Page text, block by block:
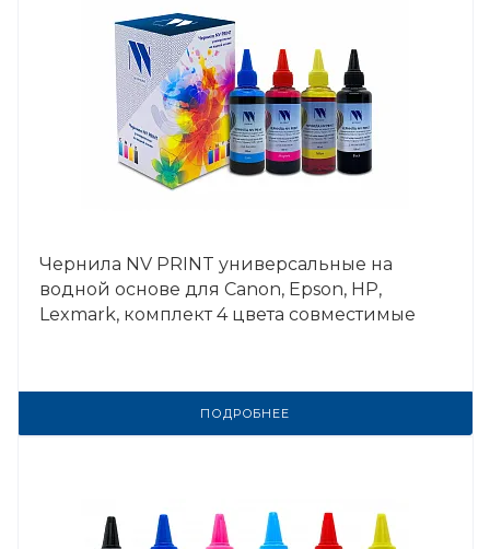
Чернила NV PRINT универсальные на
водной основе для Сanon, Epson, НР,
Lexmark, комплект 4 цвета совместимые
ПОДРОБНЕЕ